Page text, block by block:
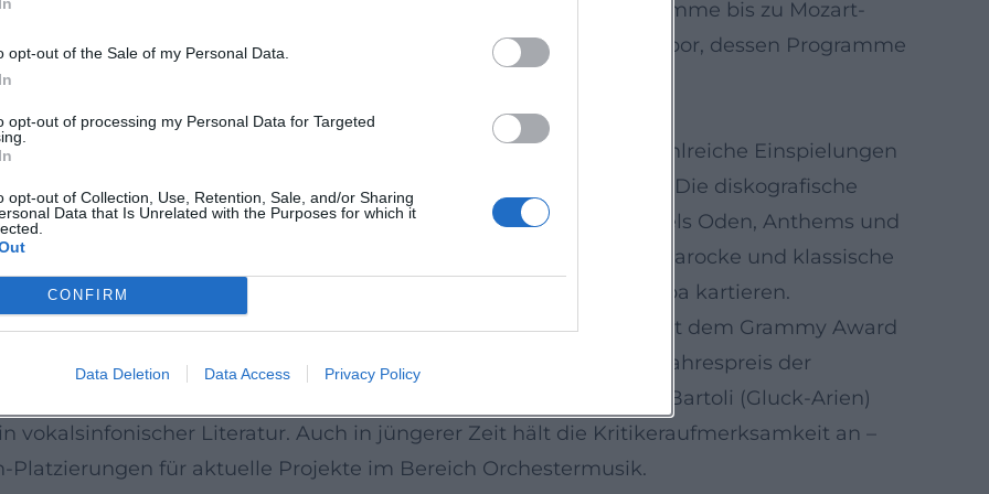
opt-out of the Sale of my Personal Data.
opt-out of processing my Personal Data for Targeted
opt-out of Collection, Use, Retention, Sale, and/or Sharing
Data that Is Unrelated with the Purposes for which it
CONFIRM
Data Deletion Data Access Privacy Policy
von Bach-Kantatenprojekten über italienische Barockprogramme bis zu Mozart-
Die in Berlin verankerte Aboreihe fungiert als kreatives Labor, dessen Programme
Auszeichnungen
Entwicklung und Produktionsexzellenz. Seit 1994 erscheinen zahlreiche Einspielungen
bei Pentatone, Accentus Music und weiteren Labels. Die diskografische
Concerti, Violin- und Cembalokonzerte – über Händels Oden, Anthems und
und Messen. Jüngere akzentsetzende Alben umfassen barocke und klassische
die die musikalische Topographie zwischen Nord- und Südeuropa kartieren.
ist umfassend: prämiert wurden Produktionen u. a. mit dem Grammy Award
Edison Award, MIDEM Classical Award, Choc de l’Année, dem Jahrespreis der
Klassik. Der Grammy 2002 für die Zusammenarbeit mit Cecilia Bartoli (Gluck-Arien)
vokalsinfonischer Literatur. Auch in jüngerer Zeit hält die Kritikeraufmerksamkeit an –
für aktuelle Projekte im Bereich Orchestermusik.